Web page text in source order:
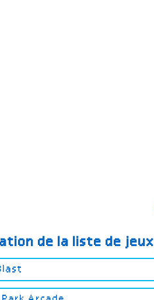
de la liste de jeux